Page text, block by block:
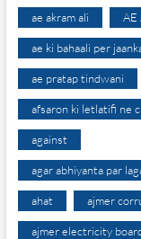
ae akram ali AE
ae ki bahaali per
ae pratap tindwani
afsaron ki letlatifi ne
against
agar abhiyanta par
ahat ajmer
ajmer electricity